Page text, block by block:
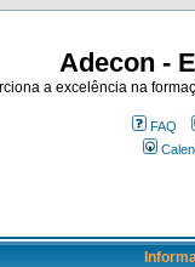
Adecon -
a excelência na
FAQ